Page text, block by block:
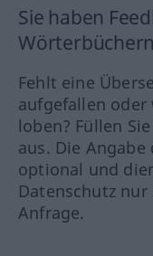
Sie haben
Fehlt eine
aufgefallen oder
loben? Füllen
aus. Die Angabe
optional und
Datenschutz
Anfrage.